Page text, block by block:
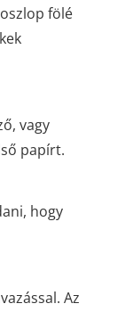
fölé
vagy
papírt.
hogy
Az